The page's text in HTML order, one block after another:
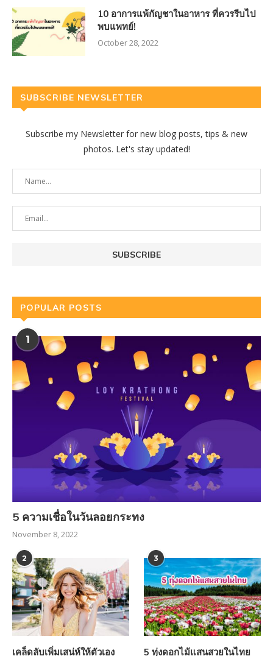
10 อาการแพ้กัญชาในอาหาร ที่ควรรีบไป
พบแพทย์!
October 28, 2022
SUBSCRIBE NEWSLETTER
Subscribe my Newsletter for new blog posts, tips & new
photos. Let's stay updated!
POPULAR POSTS
1
5 ความเชื่อในวันลอยกระทง
November 8, 2022
2
เคล็ดลับเพิ่มเสน่ห์ให้ตัวเอง
3
5 ทุ่งดอกไม้แสนสวยในไทย